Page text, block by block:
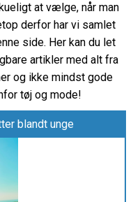
at vælge, når man
derfor har vi samlet
side. Her kan du let
artikler med alt fra
og ikke mindst gode
tøj og mode!
blandt unge